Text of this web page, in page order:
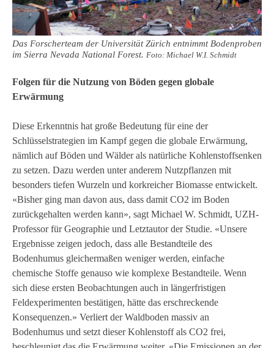
Das Forscherteam der Universität Zürich entnimmt Bodenproben
im Sierra Nevada National Forest. Foto: Michael W.I. Schmidt
Folgen für die Nutzung von Böden gegen globale
Erwärmung
Diese Erkenntnis hat große Bedeutung für eine der
Schlüsselstrategien im Kampf gegen die globale Erwärmung,
nämlich auf Böden und Wälder als natürliche Kohlenstoffsenken
zu setzen. Dazu werden unter anderem Nutzpflanzen mit
besonders tiefen Wurzeln und korkreicher Biomasse entwickelt.
«Bisher ging man davon aus, dass damit CO2 im Boden
zurückgehalten werden kann», sagt Michael W. Schmidt, UZH-
Professor für Geographie und Letztautor der Studie. «Unsere
Ergebnisse zeigen jedoch, dass alle Bestandteile des
Bodenhumus gleichermaßen weniger werden, einfache
chemische Stoffe genauso wie komplexe Bestandteile. Wenn
sich diese ersten Beobachtungen auch in längerfristigen
Feldexperimenten bestätigen, hätte das erschreckende
Konsequenzen.» Verliert der Waldboden massiv an
Bodenhumus und setzt dieser Kohlenstoff als CO2 frei,